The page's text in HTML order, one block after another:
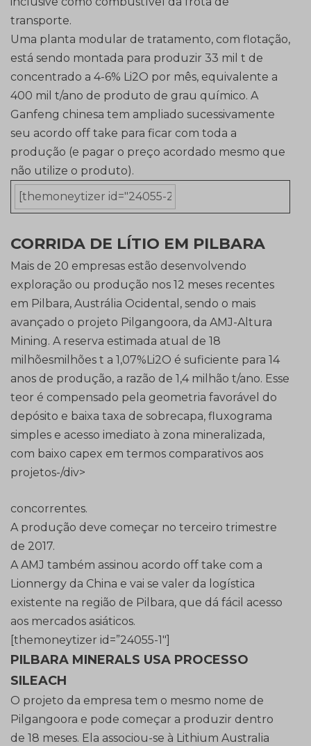
transporte.
Uma planta modular de tratamento, com flotação,
está sendo montada para produzir 33 mil t de
concentrado a 4-6% Li2O por mês, equivalente a
400 mil t/ano de produto de grau químico. A
Ganfeng chinesa tem ampliado sucessivamente
seu acordo off take para ficar com toda a
produção (e pagar o preço acordado mesmo que
não utilize o produto).
CORRIDA DE LÍTIO EM PILBARA
Mais de 20 empresas estão desenvolvendo
exploração ou produção nos 12 meses recentes
em Pilbara, Austrália Ocidental, sendo o mais
avançado o projeto Pilgangoora, da AMJ-Altura
Mining. A reserva estimada atual de 18
milhõesmilhões t a 1,07%Li2O é suficiente para 14
anos de produção, a razão de 1,4 milhão t/ano. Esse
teor é compensado pela geometria favorável do
depósito e baixa taxa de sobrecapa, fluxograma
simples e acesso imediato à zona mineralizada,
com baixo capex em termos comparativos aos
projetos-/div>
concorrentes.
A produção deve começar no terceiro trimestre
de 2017.
A AMJ também assinou acordo off take com a
Lionnergy da China e vai se valer da logística
existente na região de Pilbara, que dá fácil acesso
aos mercados asiáticos.
[themoneytizer id=”24055-1″]
PILBARA MINERALS USA PROCESSO
SILEACH
O projeto da empresa tem o mesmo nome de
Pilgangoora e pode começar a produzir dentro
de 18 meses. Ela associou-se à Lithium Australia